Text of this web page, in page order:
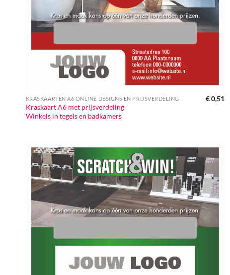
KRASKAARTEN A6 ONLINE DESIGNS EN PRIJSVERDELING
Kraskaart A6 met prijsverdeling
Winkels in tegels en badkamers
€0,51